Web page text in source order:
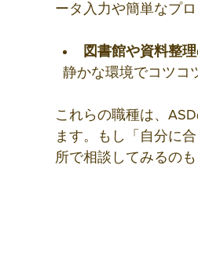
ータ入力や簡単なプ
図書館や資料整
静かな環境でコツ
これらの職種は、
ます。もし「自分に
所で相談してみるのも